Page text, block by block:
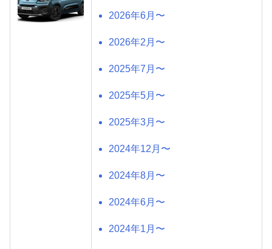
2026年6月〜
2026年2月〜
2025年7月〜
2025年5月〜
2025年3月〜
2024年12月〜
2024年8月〜
2024年6月〜
2024年1月〜